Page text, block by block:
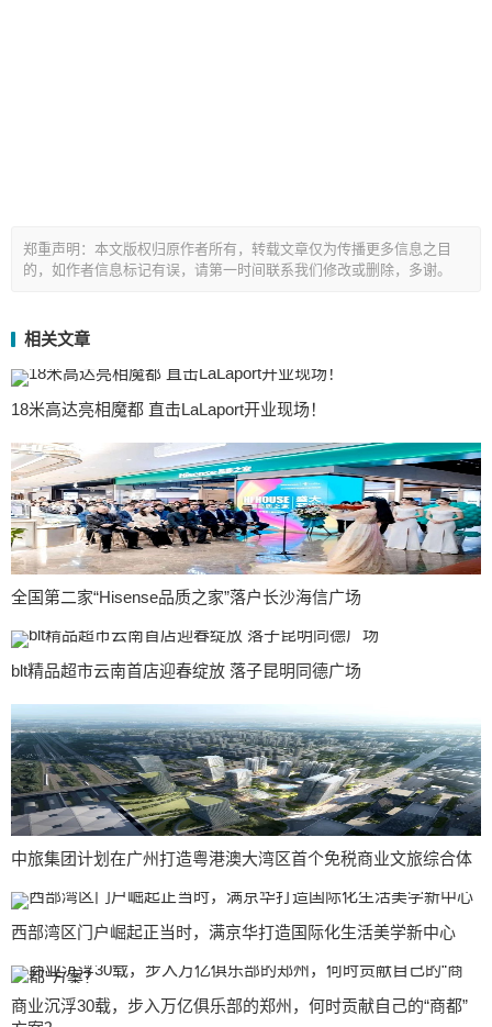
郑重声明：本文版权归原作者所有，转载文章仅为传播更多信息之目
的，如作者信息标记有误，请第一时间联系我们修改或删除，多谢。
相关文章
18米高达亮相魔都 直击LaLaport开业现场！
全国第二家“Hisense品质之家”落户长沙海信广场
blt精品超市云南首店迎春绽放 落子昆明同德广场
中旅集团计划在广州打造粤港澳大湾区首个免税商业文旅综合体
西部湾区门户崛起正当时，满京华打造国际化生活美学新中心
商业沉浮30载，步入万亿俱乐部的郑州，何时贡献自己的“商都”